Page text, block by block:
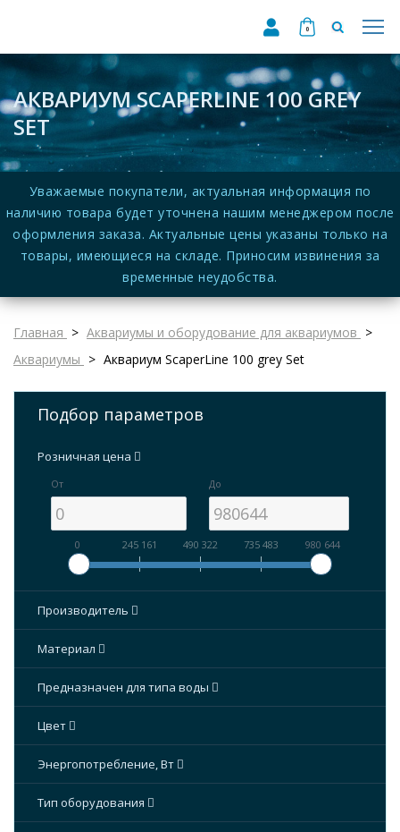
0
АКВАРИУМ SCAPERLINE 100 GREY
SET
Уважаемые покупатели, актуальная информация по
наличию товара будет уточнена нашим менеджером после
оформления заказа. Актуальные цены указаны только на
товары, имеющиеся на складе. Приносим извинения за
временные неудобства.
Главная
Аквариумы и оборудование для аквариумов
Аквариумы
Аквариум ScaperLine 100 grey Set
Подбор параметров
Розничная цена
От До
0 245 161 490 322 735 483 980 644
Производитель
Материал
Предназначен для типа воды
Цвет
Энергопотребление, Вт
Тип оборудования